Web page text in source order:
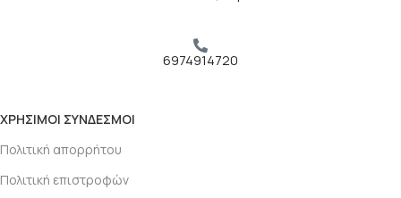
6974914720
ΧΡΗΣΙΜΟΙ ΣΥΝΔΕΣΜΟΙ
Πολιτική απορρήτου
Πολιτική επιστροφών